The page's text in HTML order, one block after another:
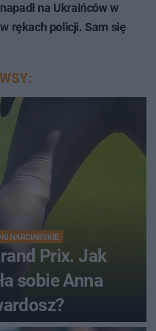
na Ukraińców w
rękach policji. Sam się
NARCIARSKIE
Prix. Jak
sobie Anna